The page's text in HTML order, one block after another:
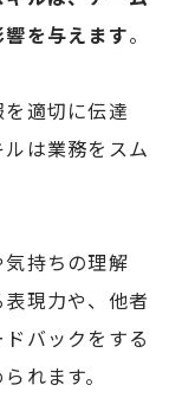
を与えます。
適切に伝達
は業務をスム
持ちの理解
現力や、他者
バックをする
れます。